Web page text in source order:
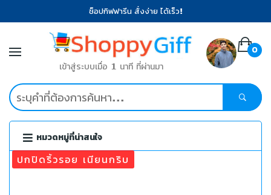
ช็อปกิฟฟารีน สั่งง่าย ได้เร็ว!
เข้าสู่ระบบเมื่อ 1 นาที ที่ผ่านมา
0
หมวดหมู่ที่น่าสนใจ
ปกปิดริ้วรอย เนียนกริบ